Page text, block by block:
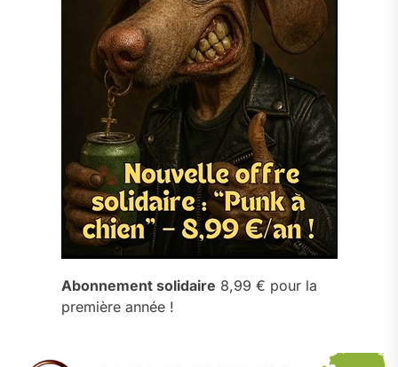
Abonnement solidaire 8,99 € pour la
première année !